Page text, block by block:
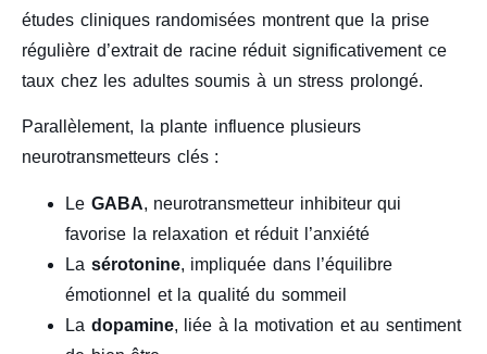
études cliniques randomisées montrent que la prise
régulière d’extrait de racine réduit significativement ce
taux chez les adultes soumis à un stress prolongé.
Parallèlement, la plante influence plusieurs
neurotransmetteurs clés :
Le GABA, neurotransmetteur inhibiteur qui
favorise la relaxation et réduit l’anxiété
La sérotonine, impliquée dans l’équilibre
émotionnel et la qualité du sommeil
La dopamine, liée à la motivation et au sentiment